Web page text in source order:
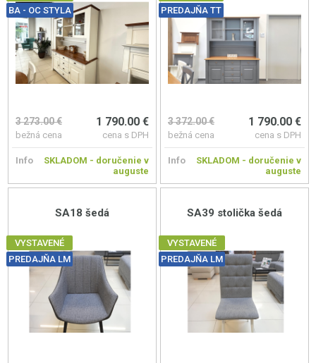
BA - OC STYLA
3 273.00 €
bežná cena
1 790.00 €
cena s DPH
Info
SKLADOM - doručenie v
auguste
PREDAJŇA TT
3 372.00 €
bežná cena
1 790.00 €
cena s DPH
Info
SKLADOM - doručenie v
auguste
SA18 šedá
VYSTAVENÉ
PREDAJŇA LM
SA39 stolička šedá
VYSTAVENÉ
PREDAJŇA LM